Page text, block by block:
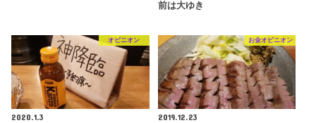
前は大ゆき
オピニオン
2020.1.3
お金オピニオン
2019.12.23